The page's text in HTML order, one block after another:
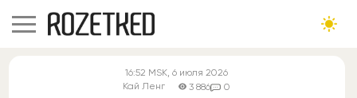
16:52 MSK, 6 июля 2026
Кай Ленг
3 886 0